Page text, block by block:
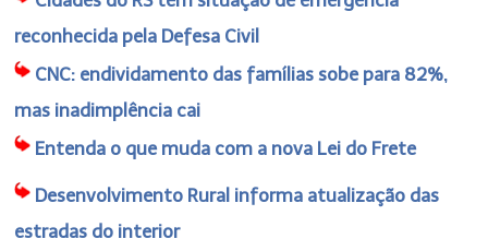
reconhecida pela Defesa Civil
CNC: endividamento das famílias sobe para 82%,
mas inadimplência cai
Entenda o que muda com a nova Lei do Frete
Desenvolvimento Rural informa atualização das
estradas do interior